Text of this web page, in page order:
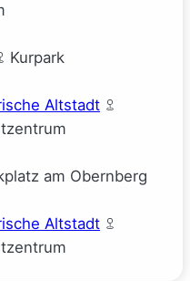
Kurpark
Altstadt
am Obernberg
Altstadt